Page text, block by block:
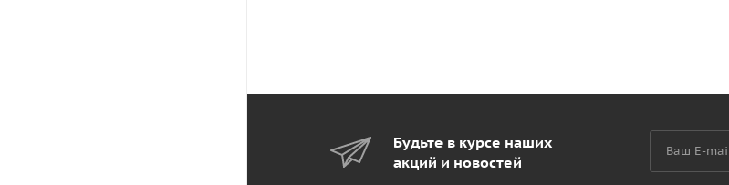
Будьте в курсе наших
акций и новостей